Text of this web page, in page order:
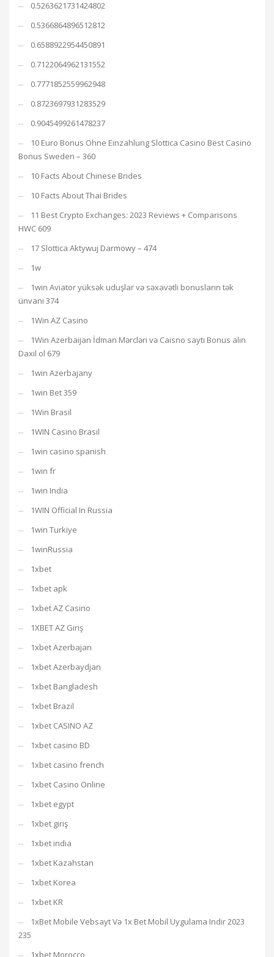
0.5263621731424802
0.5366864896512812
0.6588922954450891
0.7122064962131552
0.7771852559962948
0.8723697931283529
0.9045499261478237
10 Euro Bonus Ohne Einzahlung Slottica Casino Best Casino
Bonus Sweden – 360
10 Facts About Chinese Brides
10 Facts About Thai Brides
11 Best Crypto Exchanges: 2023 Reviews + Comparisons
HWC 609
17 Slottica Aktywuj Darmowy – 474
1w
1win Aviator yüksək uduşlar və səxavətli bonusların tək
ünvanı 374
1Win AZ Casino
1Win Azerbaijan İdman Mərcləri və Caisno saytı Bonus alın
Daxil ol 679
1win Azerbajany
1win Bet 359
1Win Brasil
1WIN Casino Brasil
1win casino spanish
1win fr
1win India
1WIN Official In Russia
1win Turkiye
1winRussia
1xbet
1xbet apk
1xbet AZ Casino
1XBET AZ Giriş
1xbet Azerbajan
1xbet Azerbaydjan
1xbet Bangladesh
1xbet Brazil
1xbet CASINO AZ
1xbet casino BD
1xbet casino french
1xbet Casino Online
1xbet egypt
1xbet giriş
1xbet india
1xbet Kazahstan
1xbet Korea
1xbet KR
1xBet Mobile Vebsayt Və 1x Bet Mobil Uygulama Indir 2023
235
1xbet Morocco